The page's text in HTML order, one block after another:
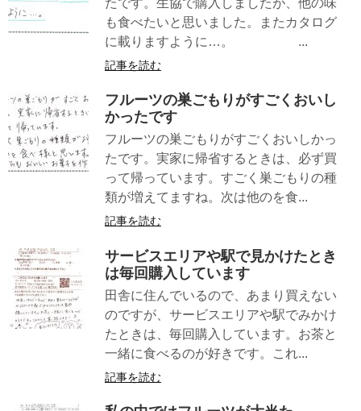
たです。生協で購入しましたが、他の味
も食べたいと思いました。またカタログ
に載りますように…。 ...
記事を読む
フルーツの巣ごもりがすごくおいし
かったです
フルーツの巣ごもりがすごくおいしかっ
たです。実家に帰省するときは、必ず買
って帰っています。すごく巣ごもりの種
類が増えてますね。次は他のを食...
記事を読む
サービスエリアや駅で見かけたとき
は毎回購入しています
田舎に住んでいるので、あまり買えない
のですが、サービスエリアや駅でみかけ
たときは、毎回購入しています。お茶と
一緒に食べるのが好きです。これ...
記事を読む